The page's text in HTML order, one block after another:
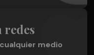
redes
medio